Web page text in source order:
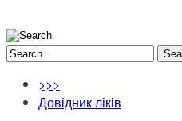
>>>
Довідник ліків